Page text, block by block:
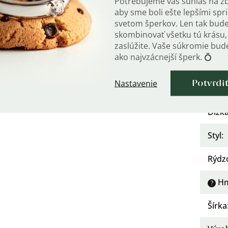
aby sme boli ešte lepšími
svetom šperkov. Len tak
skombinovať všetku tú
zaslúžite. Vaše súkromie
ako najvzácnejší šperk. 💍
Nastavenie
puncovou značkou.
OLIVIE.
Styl:
?
Šírka